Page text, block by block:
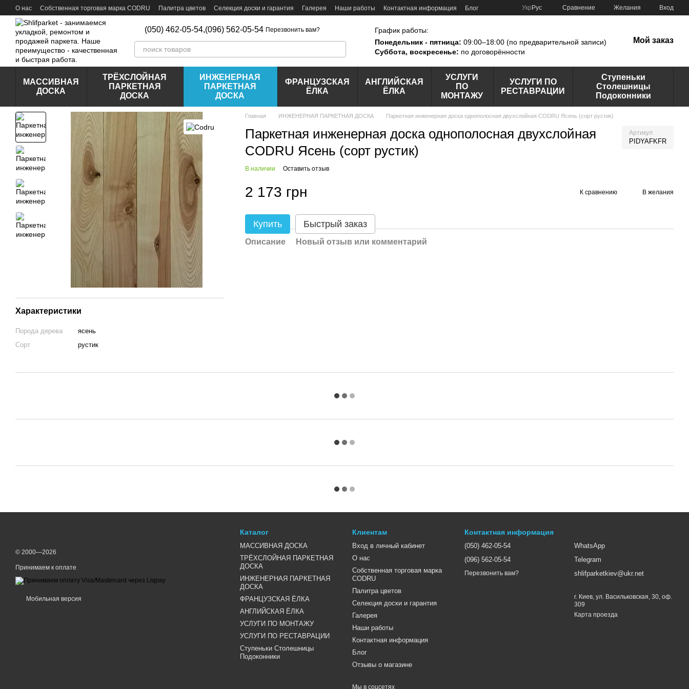
Перейти к основному контенту
О нас Собственная торговая марка CODRU Палитра цветов Селекция доски и гарантия Галерея Наши работы Контактная информация
Блог
Укр Рус Сравнение Желания Вход
(050) 462-05-54,(096) 562-05-54 Перезвонить вам?
График работы:
Понедельник - пятница: 09:00–18:00 (по предварительной записи)
Суббота, воскресенье: по договорённости
Мой заказ
МАССИВНАЯ
ДОСКА
ТРЁХСЛОЙНАЯ
ПАРКЕТНАЯ
ДОСКА
ИНЖЕНЕРНАЯ
ПАРКЕТНАЯ
ДОСКА
ФРАНЦУЗСКАЯ
ЁЛКА
АНГЛИЙСКАЯ
ЁЛКА
УСЛУГИ
ПО
МОНТАЖУ
УСЛУГИ ПО
РЕСТАВРАЦИИ
Ступеньки
Столешницы
Подоконники
Характеристики
Порода дерева
ясень
Сорт
рустик
Главная ИНЖЕНЕРНАЯ ПАРКЕТНАЯ ДОСКА Паркетная инженерная доска однополосная двухслойная CODRU Ясень (сорт рустик)
Паркетная инженерная доска однополосная двухслойная
CODRU Ясень (сорт рустик)
Артикул
PIDYAFKFR
В наличии Оставить отзыв
2 173 грн К сравнению В желания
Купить Быстрый заказ
Описание Новый отзыв или комментарий
© 2000—2026
Принимаем к оплате
Мобильная версия
Каталог
МАССИВНАЯ ДОСКА
ТРЁХСЛОЙНАЯ ПАРКЕТНАЯ
ДОСКА
ИНЖЕНЕРНАЯ ПАРКЕТНАЯ
ДОСКА
ФРАНЦУЗСКАЯ ЁЛКА
АНГЛИЙСКАЯ ЁЛКА
УСЛУГИ ПО МОНТАЖУ
УСЛУГИ ПО РЕСТАВРАЦИИ
Ступеньки Столешницы
Подоконники
Клиентам
Вход в личный кабинет
О нас
Собственная торговая марка
CODRU
Палитра цветов
Селекция доски и гарантия
Галерея
Наши работы
Контактная информация
Блог
Отзывы о магазине
Мы в соцсетях
Контактная информация
(050) 462-05-54
(096) 562-05-54
Перезвонить вам?
WhatsApp
Telegram
shlifparketkiev@ukr.net
г. Киев, ул. Васильковская, 30, оф.
309
Карта проезда